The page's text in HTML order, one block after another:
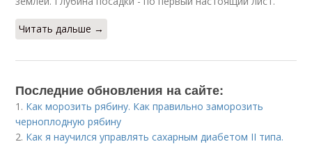
Читать дальше →
Последние обновления на сайте:
1. Как морозить рябину. Как правильно заморозить
черноплодную рябину
2. Как я научился управлять сахарным диабетом II типа.